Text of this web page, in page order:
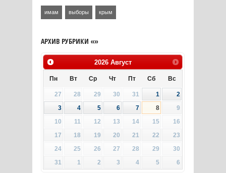
имам выборы крым
АРХИВ РУБРИКИ «»
2026 Август
Пн Вт Ср Чт Пт Сб Вс
27 28 29 30 31 1
2
3
4 5 6 7 8
9
10
11 12 13 14 15
16
17
18 19 20 21 22
23
24
25 26 27 28 29
30
31
1 2 3 4 5 6